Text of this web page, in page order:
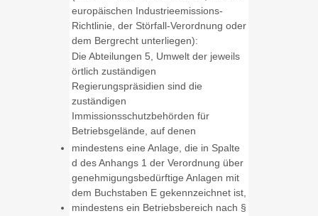
europäischen Industrieemissions-
Richtlinie, der Störfall-Verordnung oder
dem Bergrecht unterliegen):
Die Abteilungen 5, Umwelt der jeweils
örtlich zuständigen
Regierungspräsidien sind die
zuständigen
Immissionsschutzbehörden für
Betriebsgelände, auf denen
mindestens eine Anlage, die in Spalte
d des Anhangs 1 der Verordnung über
genehmigungsbedürftige Anlagen mit
dem Buchstaben E gekennzeichnet ist,
mindestens ein Betriebsbereich nach §